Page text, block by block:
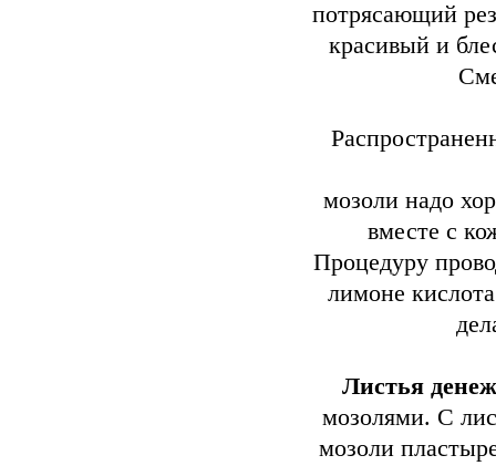
потрясающий
красивый и
мозоли надо
вместе с
Процедуру
лимоне
Листья
мозолями. С
мозоли